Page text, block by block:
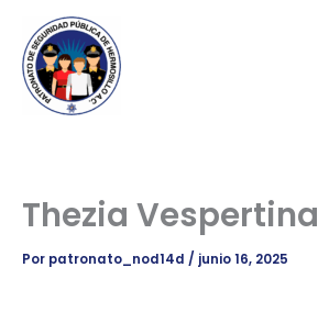
contenido
Thezia Vespertina
Por patronato_nod14d / junio 16, 2025